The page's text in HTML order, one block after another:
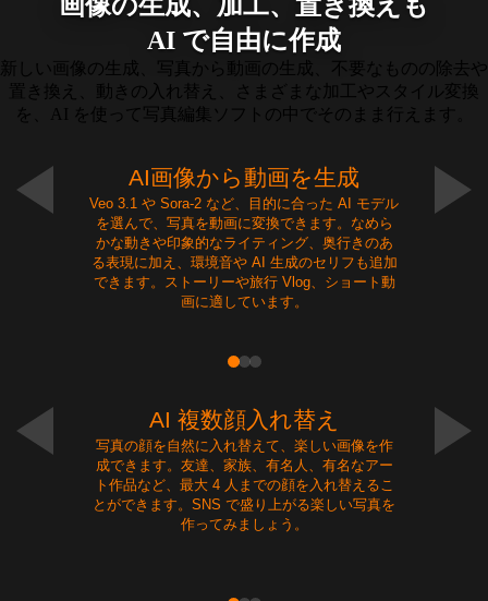
画像の生成、加工、置き換えも
AI で自由に作成
新しい画像の生成、写真から動画の生成、不要なものの除去や
置き換え、動きの入れ替え、さまざまな加工やスタイル変換
を、AI を使って写真編集ソフトの中でそのまま行えます。
AI画像から動画を生成
Veo 3.1 や Sora-2 など、目的に合った AI モデル
を選んで、写真を動画に変換できます。なめら
かな動きや印象的なライティング、奥行きのあ
る表現に加え、環境音や AI 生成のセリフも追加
できます。ストーリーや旅行 Vlog、ショート動
画に適しています。
AI 複数顔入れ替え
写真の顔を自然に入れ替えて、楽しい画像を作
成できます。友達、家族、有名人、有名なアー
ト作品など、最大 4 人までの顔を入れ替えるこ
とができます。SNS で盛り上がる楽しい写真を
作ってみましょう。